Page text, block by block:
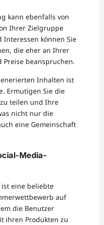
kann ebenfalls von
Ihrer Zielgruppe
Interessen können Sie
die eher an Ihrer
beanspruchen.
Inhalten ist
Ermutigen Sie die
teilen und Ihre
nicht nur die
eine Gemeinschaft
Media-
ist eine beliebte
auf
die Benutzer
ihren Produkten zu